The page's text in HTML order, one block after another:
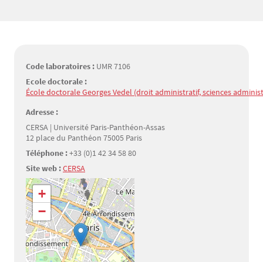
Code laboratoires : UMR 7106
Ecole doctorale :
École doctorale Georges Vedel (droit administratif, sciences
Adresse :
CERSA | Université Paris-Panthéon-Assas
12 place du Panthéon 75005 Paris
Téléphone :+33 (0)1 42 34 58 80
Site web :CERSA
Géolocalisation
+
−